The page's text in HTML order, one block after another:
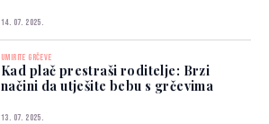
14. 07. 2025.
UMIRITE GRČEVE
Kad plač prestraši roditelje: Brzi
načini da utješite bebu s grčevima
13. 07. 2025.